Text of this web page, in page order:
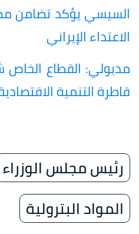
السيسي يؤكد تضامن
الاعتداء الإيراني
مدبولي: القطاع
قاطرة التنمية
رئيس مجلس الوزراء
المواد البترولية